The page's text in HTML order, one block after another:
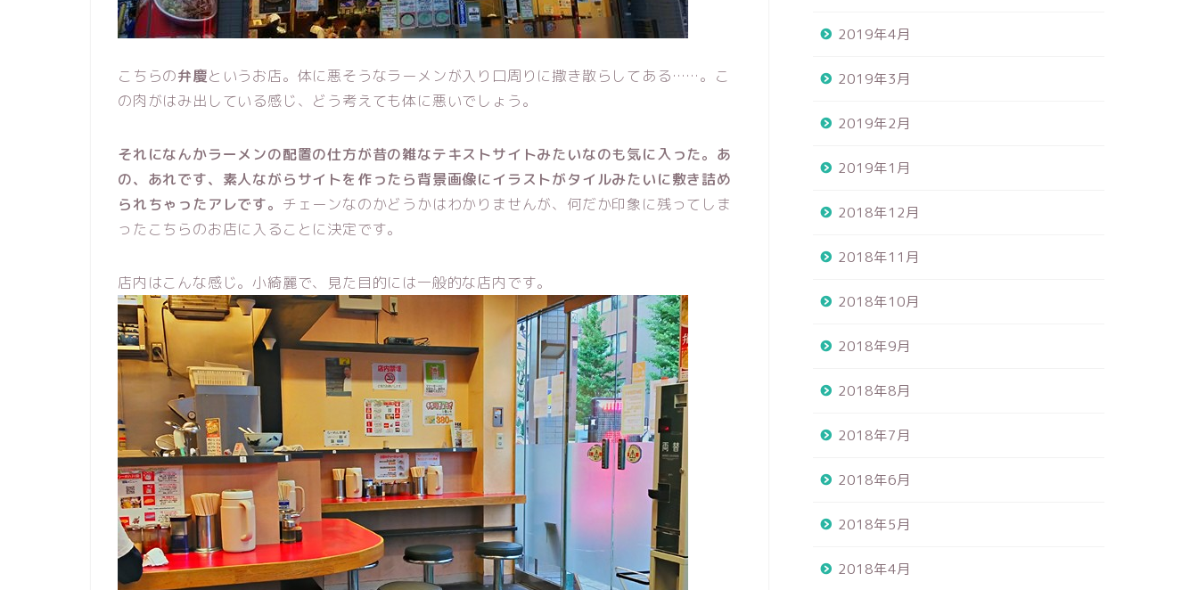
こちらの弁慶というお店。体に悪そうなラーメンが入り口周りに撒き散らしてある……。こ
の肉がはみ出している感じ、どう考えても体に悪いでしょう。
それになんかラーメンの配置の仕方が昔の雑なテキストサイトみたいなのも気に入った。あ
の、あれです、素人ながらサイトを作ったら背景画像にイラストがタイルみたいに敷き詰め
られちゃったアレです。 チェーンなのかどうかはわかりませんが、何だか印象に残ってしま
ったこちらのお店に入ることに決定です。
店内はこんな感じ。小綺麗で、見た目的には一般的な店内です。
2019年4月
2019年3月
2019年2月
2019年1月
2018年12月
2018年11月
2018年10月
2018年9月
2018年8月
2018年7月
2018年6月
2018年5月
2018年4月